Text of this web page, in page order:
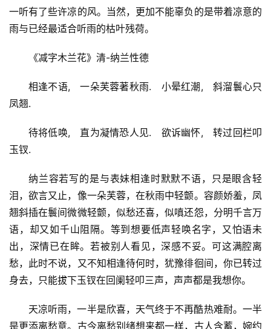
一听有了些许凉的风。当然，更加不能辜负的是带着凉意的
雨与已经最适合听雨的枯叶残荷。
《减字木兰花》清-纳兰性德
相逢不语,　一朵芙蓉著秋雨.　小晕红潮,　斜溜鬟心只
凤翘.
待将低唤,　直为凝情恐人见.　欲诉幽怀,　转过回栏叩
玉钗.
纳兰容若写的是与表妹相逢时默默不语，只是眼含轻
泪，欲言又止，像一朵芙蓉，在秋雨中轻颤。容颜娇羞，凤
翘斜插在鬟间微微轻颤，似愁还喜，似嗔还怨，分明千言万
语，却又如千山阻隔。等到想要低声轻唤名字，又怕语未
出，深情已在眸。若被别人看见，深感不妥。可这满腔离
愁，此时不说，又不知相逢待何时，犹豫徘徊间，你已转过
身去，只能拔下玉钗在回阑轻叩三声，声声都是我想你。
天凉听雨，一半是欣喜，天气终于不再酷热难耐。一半
是更添离愁意。古今离愁别绪想来都一样，古人含蓄，婉约